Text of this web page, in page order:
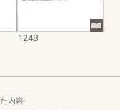
1248
内容